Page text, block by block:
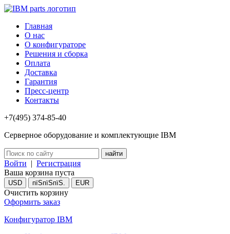
Главная
О нас
О конфигураторе
Решения и сборка
Оплата
Доставка
Гарантия
Пресс-центр
Контакты
+7(495) 374-85-40
Серверное оборудование и комплектующие IBM
Войти | Регистрация
Ваша корзина пуста
USD пїЅпїЅпїЅ. EUR
Очистить корзину
Оформить заказ
Конфигуратор IBM